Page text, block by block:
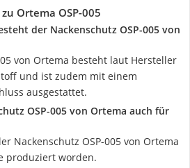
Ortema OSP-005
der Nackenschutz OSP-005 von
von Ortema besteht laut Hersteller
und ist zudem mit einem
ausgestattet.
OSP-005 von Ortema auch für
Nackenschutz OSP-005 von Ortema
produziert worden.